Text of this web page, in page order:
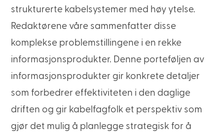
strukturerte kabelsystemer med høy ytelse.
Redaktørene våre sammenfatter disse
komplekse problemstillingene i en rekke
informasjonsprodukter. Denne porteføljen av
informasjonsprodukter gir konkrete detaljer
som forbedrer effektiviteten i den daglige
driften og gir kabelfagfolk et perspektiv som
gjør det mulig å planlegge strategisk for å